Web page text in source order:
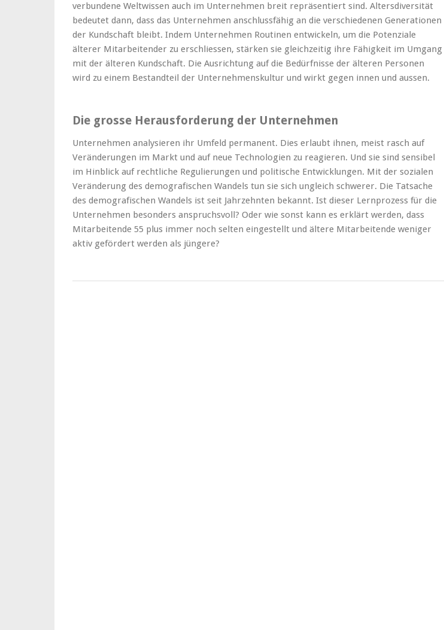
verbundene Weltwissen auch im Unternehmen breit repräsentiert sind. Altersdiversität
bedeutet dann, dass das Unternehmen anschlussfähig an die verschiedenen Generationen
der Kundschaft bleibt. Indem Unternehmen Routinen entwickeln, um die Potenziale
älterer Mitarbeitender zu erschliessen, stärken sie gleichzeitig ihre Fähigkeit im Umgang
mit der älteren Kundschaft. Die Ausrichtung auf die Bedürfnisse der älteren Personen
wird zu einem Bestandteil der Unternehmenskultur und wirkt gegen innen und aussen.
Die grosse Herausforderung der Unternehmen
Unternehmen analysieren ihr Umfeld permanent. Dies erlaubt ihnen, meist rasch auf
Veränderungen im Markt und auf neue Technologien zu reagieren. Und sie sind sensibel
im Hinblick auf rechtliche Regulierungen und politische Entwicklungen. Mit der sozialen
Veränderung des demografischen Wandels tun sie sich ungleich schwerer. Die Tatsache
des demografischen Wandels ist seit Jahrzehnten bekannt. Ist dieser Lernprozess für die
Unternehmen besonders anspruchsvoll? Oder wie sonst kann es erklärt werden, dass
Mitarbeitende 55 plus immer noch selten eingestellt und ältere Mitarbeitende weniger
aktiv gefördert werden als jüngere?